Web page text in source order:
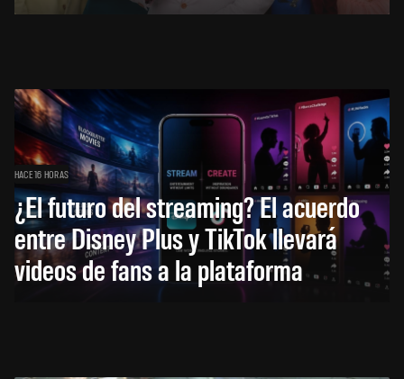
HACE 16 HORAS
¿El futuro del streaming? El acuerdo
entre Disney Plus y TikTok llevará
videos de fans a la plataforma